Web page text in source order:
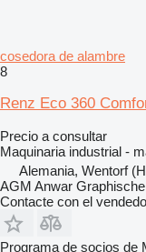
cosedora de alambre
8
Renz Eco 360
Precio a consultar
Maquinaria industrial -
Alemania, Wentorf
AGM Anwar
Contacte con el
Programa de socios de